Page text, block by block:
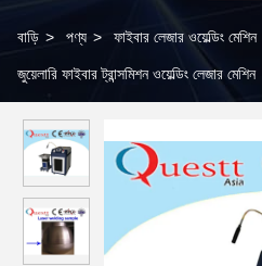
বাড়ি > পণ্য > ফাইবার লেজার ওয়েল্ডিং মেশিন
জুয়েলারি ফাইবার ট্রান্সমিশন ওয়েল্ডিং লেজার মেশিন